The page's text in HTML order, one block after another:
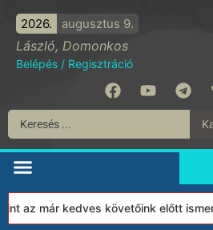
2026. augusztus 9.
László, Domonkos
Belépés / Regisztráció
az már kedves követőink előtt